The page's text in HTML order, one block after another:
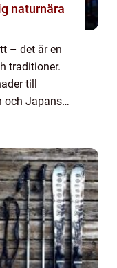
naturnära
– det är en
traditioner.
till
och Japans